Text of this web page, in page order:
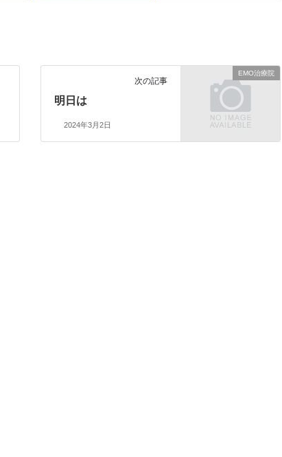
EMO治療院
次の記事
明日は
2024年3月2日